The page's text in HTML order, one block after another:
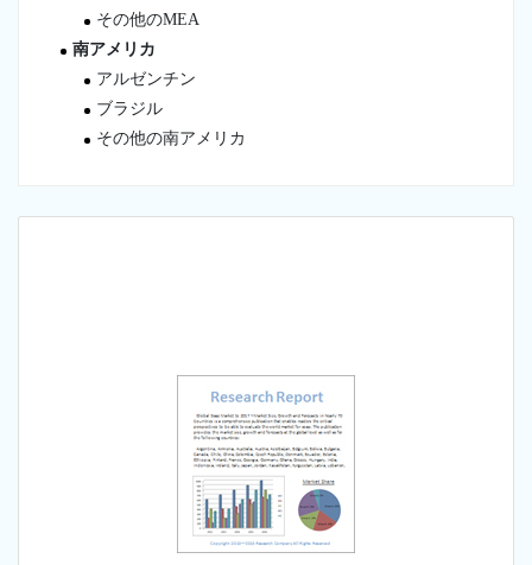
その他のMEA
南アメリカ
アルゼンチン
ブラジル
その他の南アメリカ